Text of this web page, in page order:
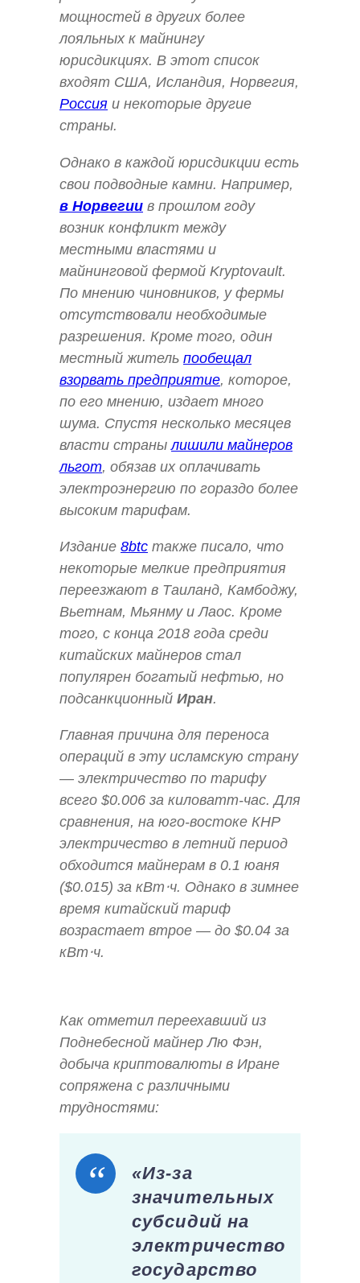
мощностей в других более
лояльных к майнингу
юрисдикциях. В этот список
входят США, Исландия, Норвегия,
Россия и некоторые другие
страны.
Однако в каждой юрисдикции есть
свои подводные камни. Например,
в Норвегии в прошлом году
возник конфликт между
местными властями и
майнинговой фермой Kryptovault.
По мнению чиновников, у фермы
отсутствовали необходимые
разрешения. Кроме того, один
местный житель пообещал
взорвать предприятие, которое,
по его мнению, издает много
шума. Спустя несколько месяцев
власти странылишили майнеров
льгот, обязав их оплачивать
электроэнергию по гораздо более
высоким тарифам.
Издание 8btc также писало, что
некоторые мелкие предприятия
переезжают в Таиланд, Камбоджу,
Вьетнам, Мьянму и Лаос. Кроме
того, с конца 2018 года среди
китайских майнеров стал
популярен богатый нефтью, но
подсанкционный Иран.
Главная причина для переноса
операций в эту исламскую страну
— электричество по тарифу
всего $0.006 за киловатт-час. Для
сравнения, на юго-востоке КНР
электричество в летний период
обходится майнерам в 0.1 юаня
($0.015) за кВт⋅ч. Однако в зимнее
время китайский тариф
возрастает втрое — до $0.04 за
кВт⋅ч.
Как отметил переехавший из
Поднебесной майнер Лю Фэн,
добыча криптовалюты в Иране
сопряжена с различными
трудностями:
«Из-за
значительных
субсидий на
электричество
государство